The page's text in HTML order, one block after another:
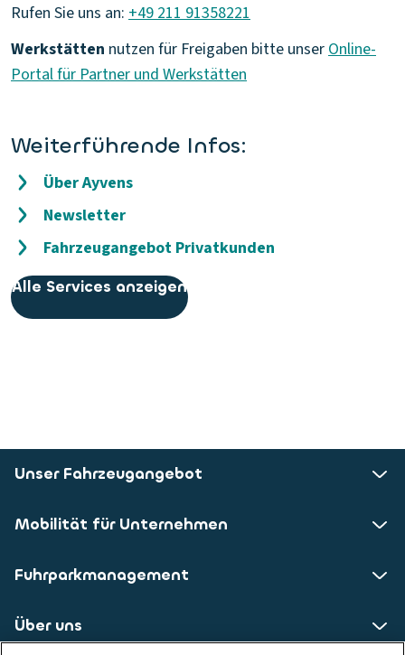
Rufen Sie uns an: +49 211 91358221
Werkstätten nutzen für Freigaben bitte unser Online-
Portal für Partner und Werkstätten
Weiterführende Infos:
Über Ayvens
Newsletter
Fahrzeugangebot Privatkunden
Alle Services anzeigen
Unser Fahrzeugangebot
Mobilität für Unternehmen
Fuhrparkmanagement
Über uns